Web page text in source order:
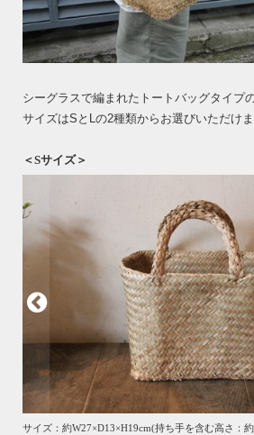
シーグラスで編まれたトートバッグタイプ
サイズはSとLの2種類からお選びいただけま
＜Sサイズ＞
サイズ：約W27×D13×H19cm(持ち手を含む高さ：